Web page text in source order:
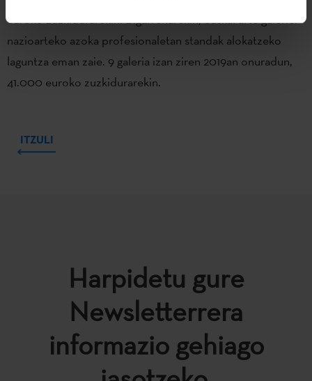
euroko zuzkidurarekin. Bigarrenarekin, euskal arte galeriei
nazioarteko azoka profesionaletan standak alokatzeko
laguntza eman zaie. 9 galeria izan ziren 2019an onuradun,
41.000 euroko zuzkidurarekin.
ITZULI
Harpidetu gure
Newsletterrera
informazio gehiago